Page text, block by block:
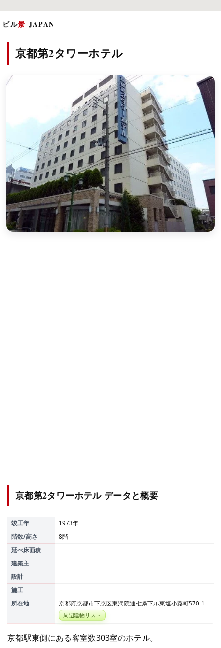
ビル景 JAPAN
京都第2タワーホテル
京都第2タワーホテル データと概要
竣工年
1973年
階数/高さ
8階
延べ床面積
建築主
設計
施工
所在地
京都府京都市下京区東洞院通七条下ル東塩小路町570-1
周辺建物リスト
京都駅東側にある客室数303室のホテル。